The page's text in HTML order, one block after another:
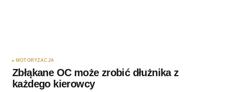
MOTORYZACJA
Zbłąkane OC może zrobić dłużnika z
każdego kierowcy